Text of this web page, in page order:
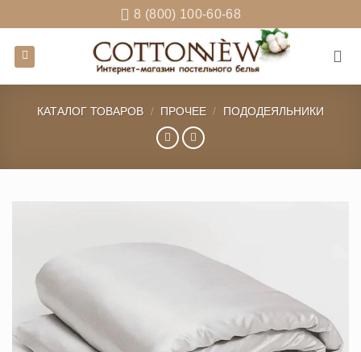
to
content
8 (800) 100-60-68
КАТАЛОГ ТОВАРОВ / ПРОЧЕЕ / ПОДОДЕЯЛЬНИКИ